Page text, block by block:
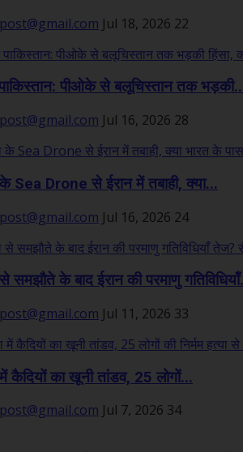
Jul 18, 2026 22
पीओके से बलूचिस्तान तक
Jul 16, 2026 28
Sea Drone से ईरान में तबाही, क्या...
Jul 16, 2026 24
समझौते के बाद ईरान की परमाणु
Jul 11, 2026 33
कैदियों का खूनी तांडव, 25 लोगों...
Jul 7, 2026 34